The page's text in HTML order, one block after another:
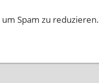
Spam zu reduzieren.